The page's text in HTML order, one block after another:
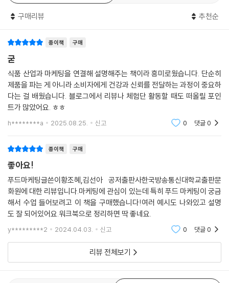
구매리뷰 추천순
종이책 구매
굳
식품 산업과 마케팅을 연결해 설명해주는 책이라 흥미로웠습니다. 단순히
제품을 파는 게 아니라 소비자에게 건강과 신뢰를 전달하는 과정이 중요하
다는 걸 배웠습니다. 블로그에서 리뷰나 체험단 활동할 때도 떠올릴 포인
트가 많았어요. ㅎㅎ
h********a 2025.08.25. 신고 0 댓글0
종이책 구매
좋아요!
푸드마케팅글쓴이황조혜,김선아 공저출판사한국방송통신대학교출판문
화원에 대한 리뷰입니다.마케팅에 관심이 있는데 특히 푸드 마케팅이 궁금
해서 수업 들어보려고 이 책을 구매했습니다!여러 예시도 나와있고 설명
도 잘 되어있어요.워크북으로 정리하면 딱 좋네요.
y*********2 2024.04.03. 신고 0 댓글0
리뷰 전체보기